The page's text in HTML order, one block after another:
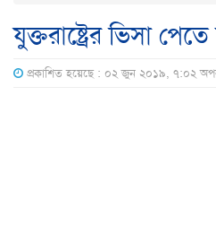
যুক্তরাষ্ট্রের ভিসা
প্রকাশিত হয়েছে : ০২ জুন ২০১৯, ৭:০২